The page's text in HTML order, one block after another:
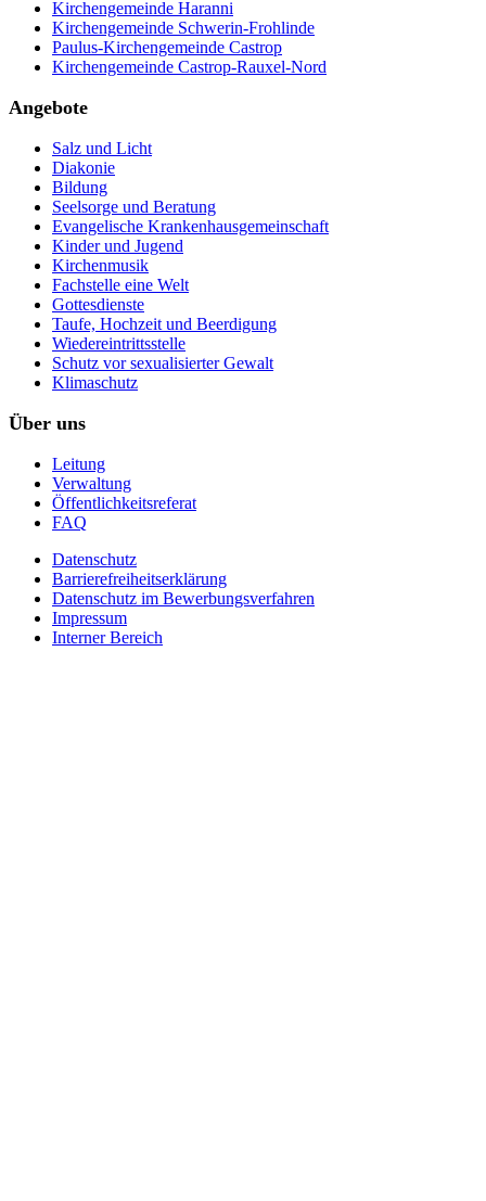
Kirchengemeinde Haranni
Kirchengemeinde Schwerin-Frohlinde
Paulus-Kirchengemeinde Castrop
Kirchengemeinde Castrop-Rauxel-Nord
Angebote
Salz und Licht
Diakonie
Bildung
Seelsorge und Beratung
Evangelische Krankenhausgemeinschaft
Kinder und Jugend
Kirchenmusik
Fachstelle eine Welt
Gottesdienste
Taufe, Hochzeit und Beerdigung
Wiedereintrittsstelle
Schutz vor sexualisierter Gewalt
Klimaschutz
Über uns
Leitung
Verwaltung
Öffentlichkeitsreferat
FAQ
Datenschutz
Barrierefreiheitserklärung
Datenschutz im Bewerbungsverfahren
Impressum
Interner Bereich